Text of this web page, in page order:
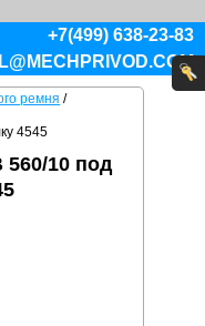
+7(499) 638-23-83
ремня /
4545
10 под